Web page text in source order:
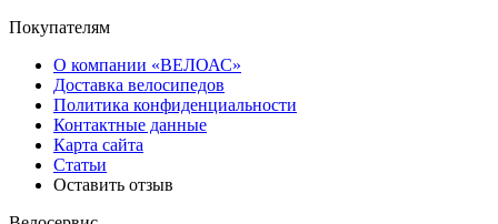
Покупателям
О компании «ВЕЛОАС»
Доставка велосипедов
Политика конфиденциальности
Контактные данные
Карта сайта
Статьи
Оставить отзыв